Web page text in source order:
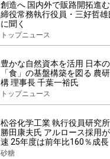
創造へ 国内外で販路開拓進
締役常務執行役員・三好哲雄
に聞く
トップニュース
豊かな自然資本を活用 日本の
「食」の基盤構築を図る 農
構 理事長 千葉一裕氏
トップニュース
松谷化学工業 執行役員研究
勝田康夫氏 アルロース採用
速 25年度は前年比160％成長
砂糖